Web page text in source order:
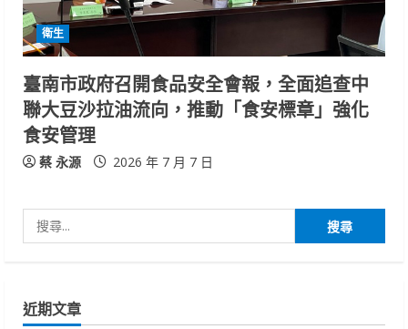
衛生
臺南市政府召開食品安全會報，全面追查中
聯大豆沙拉油流向，推動「食安標章」強化
食安管理
蔡 永源 2026 年 7 月 7 日
尋
字:
近期文章